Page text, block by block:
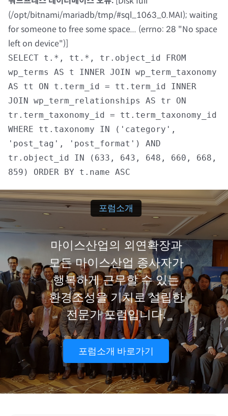
자료실
회원광장
마이페이지
회원 가입
(/opt/bitnami/mariadb/tmp/#sql_1063_0.MAI); waiting
for someone to free some space... (errno: 28 "No space
left on device")]
SELECT t.*, tt.*, tr.object_id FROM
wp_terms AS t INNER JOIN wp_term_taxonomy
AS tt ON t.term_id = tt.term_id INNER
JOIN wp_term_relationships AS tr ON
tr.term_taxonomy_id = tt.term_taxonomy_id
WHERE tt.taxonomy IN ('category',
'post_tag', 'post_format') AND
tr.object_id IN (633, 643, 648, 660, 668,
859) ORDER BY t.name ASC
포럼소개
마이스산업의 외연확장과
모든 마이스산업 종사자가
행복하게 근무할 수 있는
환경조성을 기치로 설립한
전문가 포럼입니다.
포럼소개 바로가기